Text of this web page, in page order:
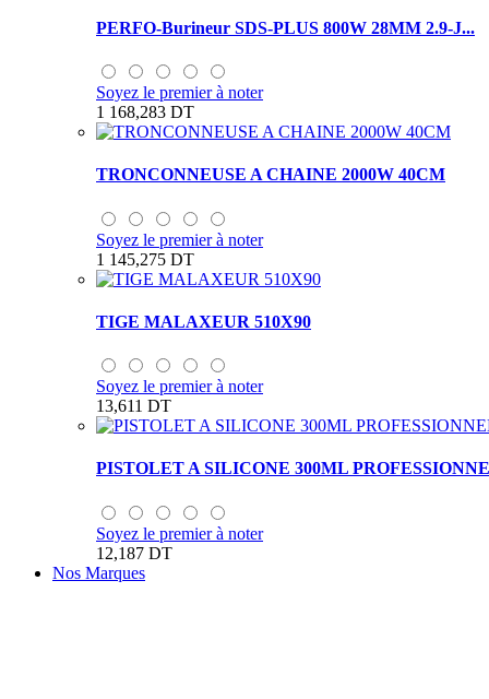
PERFO-Burineur SDS-PLUS 800W 28MM 2.9-J...
Soyez le premier à noter
1 168,283 DT
TRONCONNEUSE A CHAINE 2000W 40CM
Soyez le premier à noter
1 145,275 DT
TIGE MALAXEUR 510X90
Soyez le premier à noter
13,611 DT
PISTOLET A SILICONE 300ML
Soyez le premier à noter
12,187 DT
Nos Marques